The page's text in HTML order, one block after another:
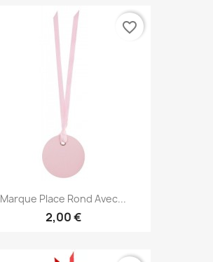
Marque Place Rond Avec...
2,00 €
favorite_border